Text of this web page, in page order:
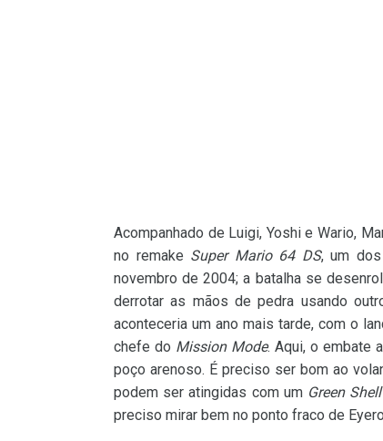
Acompanhado de Luigi, Yoshi e Wario,
no remake Super Mario 64 DS, um
novembro de 2004; a batalha se
derrotar as mãos de pedra usando
aconteceria um ano mais tarde, com o
chefe do Mission Mode. Aqui, o embate
poço arenoso. É preciso ser bom ao
podem ser atingidas com um Green Shell
preciso mirar bem no ponto fraco de